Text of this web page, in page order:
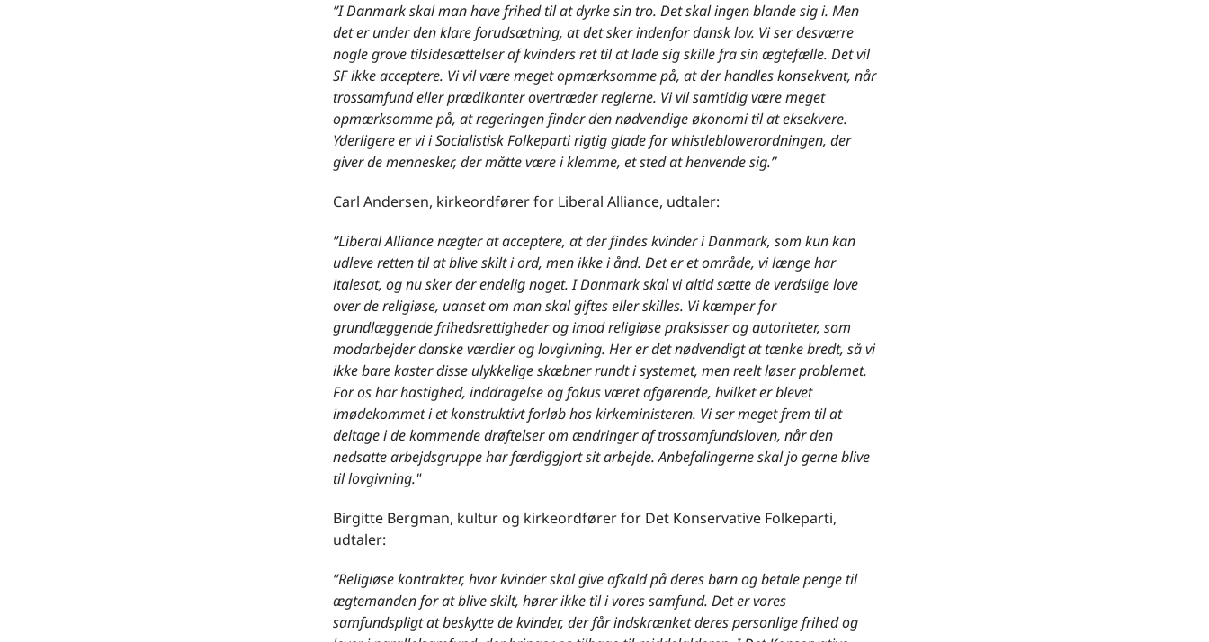
”I Danmark skal man have frihed til at dyrke sin tro. Det skal ingen blande sig i. Men
det er under den klare forudsætning, at det sker indenfor dansk lov. Vi ser desværre
nogle grove tilsidesættelser af kvinders ret til at lade sig skille fra sin ægtefælle. Det vil
SF ikke acceptere. Vi vil være meget opmærksomme på, at der handles konsekvent, når
trossamfund eller prædikanter overtræder reglerne. Vi vil samtidig være meget
opmærksomme på, at regeringen finder den nødvendige økonomi til at eksekvere.
Yderligere er vi i Socialistisk Folkeparti rigtig glade for whistleblowerordningen, der
giver de mennesker, der måtte være i klemme, et sted at henvende sig.”
Carl Andersen, kirkeordfører for Liberal Alliance, udtaler:
”Liberal Alliance nægter at acceptere, at der findes kvinder i Danmark, som kun kan
udleve retten til at blive skilt i ord, men ikke i ånd. Det er et område, vi længe har
italesat, og nu sker der endelig noget. I Danmark skal vi altid sætte de verdslige love
over de religiøse, uanset om man skal giftes eller skilles. Vi kæmper for
grundlæggende frihedsrettigheder og imod religiøse praksisser og autoriteter, som
modarbejder danske værdier og lovgivning. Her er det nødvendigt at tænke bredt, så vi
ikke bare kaster disse ulykkelige skæbner rundt i systemet, men reelt løser problemet.
For os har hastighed, inddragelse og fokus været afgørende, hvilket er blevet
imødekommet i et konstruktivt forløb hos kirkeministeren. Vi ser meget frem til at
deltage i de kommende drøftelser om ændringer af trossamfundsloven, når den
nedsatte arbejdsgruppe har færdiggjort sit arbejde. Anbefalingerne skal jo gerne blive
til lovgivning."
Birgitte Bergman, kultur og kirkeordfører for Det Konservative Folkeparti,
udtaler:
”Religiøse kontrakter, hvor kvinder skal give afkald på deres børn og betale penge til
ægtemanden for at blive skilt, hører ikke til i vores samfund. Det er vores
samfundspligt at beskytte de kvinder, der får indskrænket deres personlige frihed og